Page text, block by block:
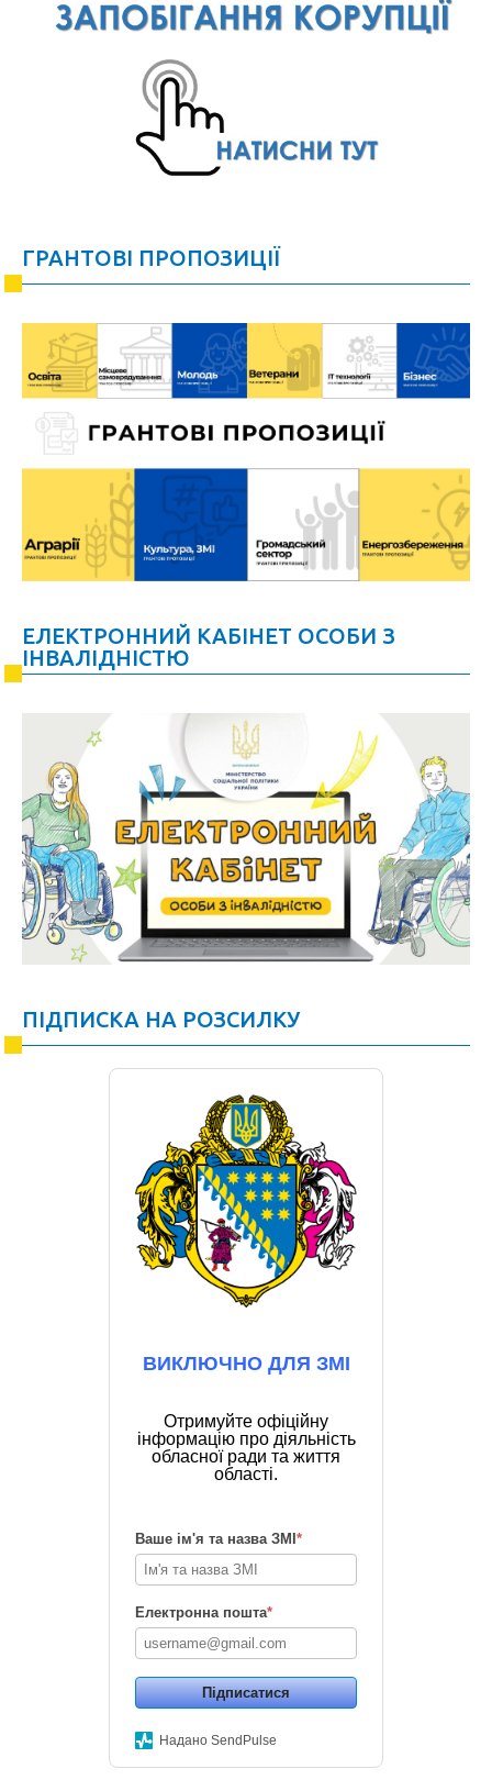
ГРАНТОВІ ПРОПОЗИЦІЇ
ЕЛЕКТРОННИЙ КАБІНЕТ ОСОБИ З
ІНВАЛІДНІСТЮ
ПІДПИСКА НА РОЗСИЛКУ
ВИКЛЮЧНО ДЛЯ ЗМІ
Отримуйте офіційну
інформацію про діяльність
обласної ради та життя
області.
Ваше ім'я та назва ЗМІ *
Електронна пошта*
Підписатися
Надано SendPulse